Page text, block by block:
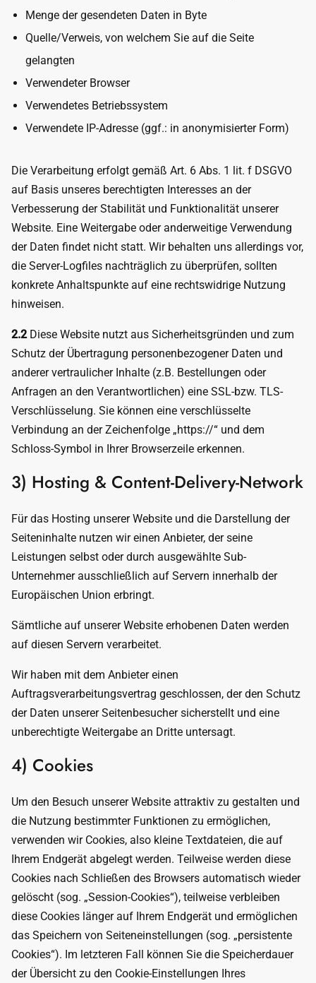
Menge der gesendeten Daten in Byte
Quelle/Verweis, von welchem Sie auf die Seite
gelangten
Verwendeter Browser
Verwendetes Betriebssystem
Verwendete IP-Adresse (ggf.: in anonymisierter Form)
Die Verarbeitung erfolgt gemäß Art. 6 Abs. 1 lit. f DSGVO
auf Basis unseres berechtigten Interesses an der
Verbesserung der Stabilität und Funktionalität unserer
Website. Eine Weitergabe oder anderweitige Verwendung
der Daten findet nicht statt. Wir behalten uns allerdings vor,
die Server-Logfiles nachträglich zu überprüfen, sollten
konkrete Anhaltspunkte auf eine rechtswidrige Nutzung
hinweisen.
2.2Diese Website nutzt aus Sicherheitsgründen und zum
Schutz der Übertragung personenbezogener Daten und
anderer vertraulicher Inhalte (z.B. Bestellungen oder
Anfragen an den Verantwortlichen) eine SSL-bzw. TLS-
Verschlüsselung. Sie können eine verschlüsselte
Verbindung an der Zeichenfolge „https://“ und dem
Schloss-Symbol in Ihrer Browserzeile erkennen.
3) Hosting & Content-Delivery-Network
Für das Hosting unserer Website und die Darstellung der
Seiteninhalte nutzen wir einen Anbieter, der seine
Leistungen selbst oder durch ausgewählte Sub-
Unternehmer ausschließlich auf Servern innerhalb der
Europäischen Union erbringt.
Sämtliche auf unserer Website erhobenen Daten werden
auf diesen Servern verarbeitet.
Wir haben mit dem Anbieter einen
Auftragsverarbeitungsvertrag geschlossen, der den Schutz
der Daten unserer Seitenbesucher sicherstellt und eine
unberechtigte Weitergabe an Dritte untersagt.
4) Cookies
Um den Besuch unserer Website attraktiv zu gestalten und
die Nutzung bestimmter Funktionen zu ermöglichen,
verwenden wir Cookies, also kleine Textdateien, die auf
Ihrem Endgerät abgelegt werden. Teilweise werden diese
Cookies nach Schließen des Browsers automatisch wieder
gelöscht (sog. „Session-Cookies“), teilweise verbleiben
diese Cookies länger auf Ihrem Endgerät und ermöglichen
das Speichern von Seiteneinstellungen (sog. „persistente
Cookies“). Im letzteren Fall können Sie die Speicherdauer
der Übersicht zu den Cookie-Einstellungen Ihres